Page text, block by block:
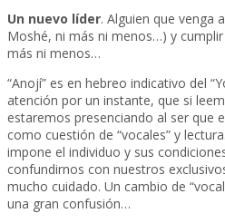
Un nuevo líder. Alguien que venga
Moshé, ni más ni menos…) y
más ni menos…
“Anojí” es en hebreo indicativo del
atención por un instante, que si
estaremos presenciando al ser que
como cuestión de “vocales” y
impone el individuo y sus
confundirnos con nuestros
mucho cuidado. Un cambio de
una gran confusión…